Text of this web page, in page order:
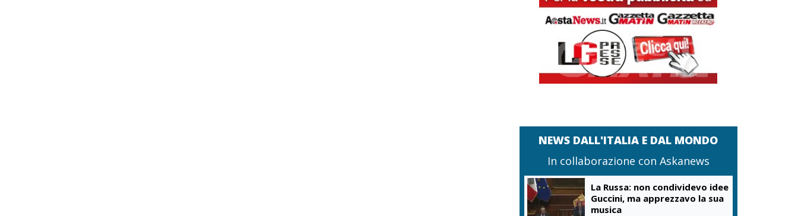
NEWS DALL'ITALIA E DAL MONDO
In collaborazione con Askanews
La Russa: non condividevo idee
Guccini, ma apprezzavo la sua
musica